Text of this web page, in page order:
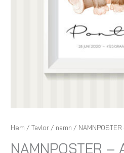
Hem /Tavlor / namn /
NAMNPOSTER